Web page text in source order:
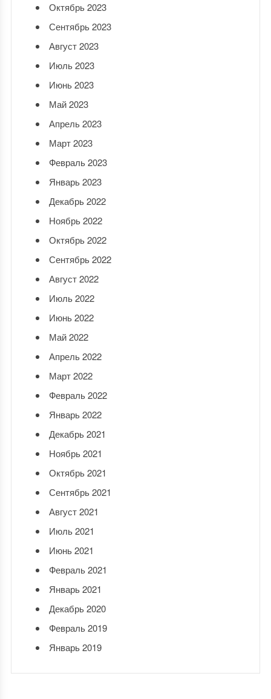
Октябрь 2023
Сентябрь 2023
Август 2023
Июль 2023
Июнь 2023
Май 2023
Апрель 2023
Март 2023
Февраль 2023
Январь 2023
Декабрь 2022
Ноябрь 2022
Октябрь 2022
Сентябрь 2022
Август 2022
Июль 2022
Июнь 2022
Май 2022
Апрель 2022
Март 2022
Февраль 2022
Январь 2022
Декабрь 2021
Ноябрь 2021
Октябрь 2021
Сентябрь 2021
Август 2021
Июль 2021
Июнь 2021
Февраль 2021
Январь 2021
Декабрь 2020
Февраль 2019
Январь 2019